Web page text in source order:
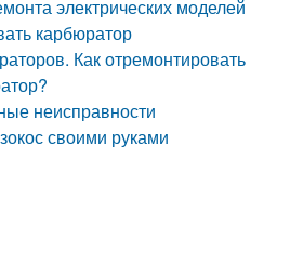
электрических моделей
карбюратор
Как отремонтировать
неисправности
своими руками